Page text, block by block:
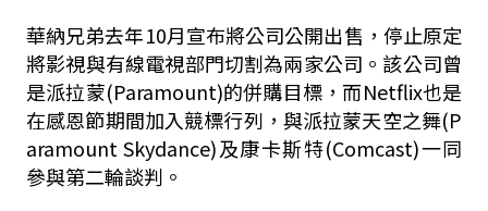
華納兄弟去年10月宣布將公司公開出售，停止原定
將影視與有線電視部門切割為兩家公司。該公司曾
是派拉蒙(Paramount)的併購目標，而Netflix也是
在感恩節期間加入競標行列，與派拉蒙天空之舞(P
aramount Skydance)及康卡斯特(Comcast)一同
參與第二輪談判。